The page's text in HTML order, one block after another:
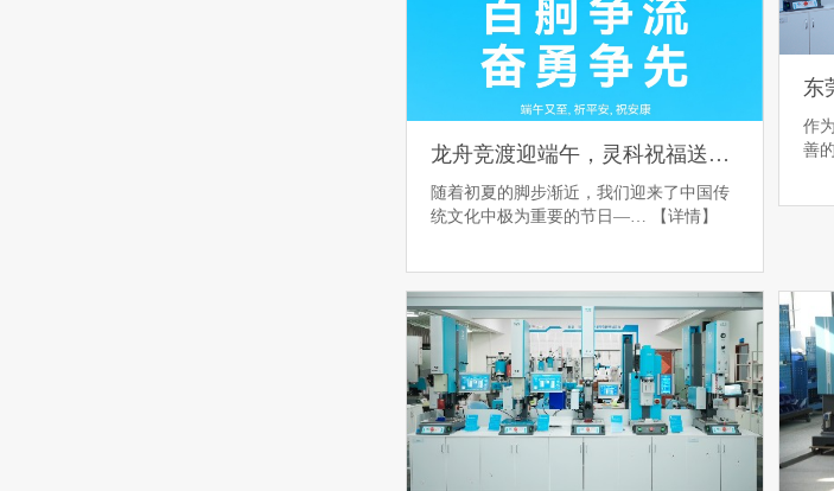
龙舟竞渡迎端午，灵科祝福送万家
随着初夏的脚步渐近，我们迎来了中国传
统文化中极为重要的节日—…
【详情】
作
善